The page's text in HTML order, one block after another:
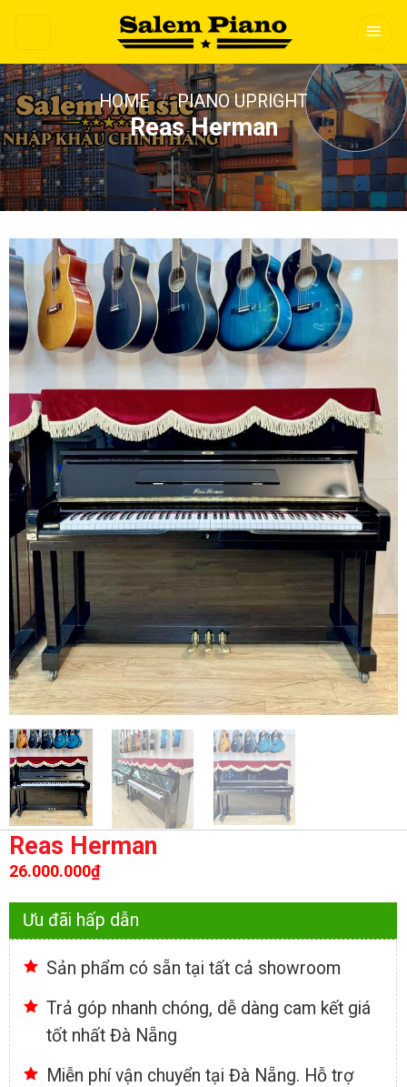
content
HOME / PIANO UPRIGHT
Reas Herman
Reas Herman
26.000.000₫
Ưu đãi hấp dẫn
Sản phẩm có sẵn tại tất cả showroom
Trả góp nhanh chóng, dễ dàng cam kết giá
tốt nhất Đà Nẵng
Miễn phí vận chuyển tại Đà Nẵng. Hỗ trợ